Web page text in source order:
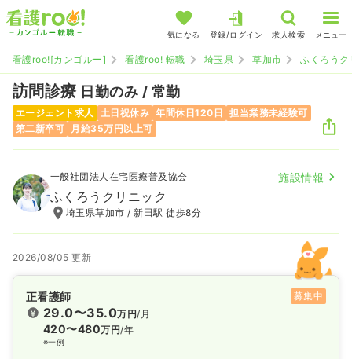
気になる 登録/ログイン 求人検索 メニュー
看護roo![カンゴルー] 看護roo! 転職 埼玉県 草加市 ふくろう
訪問診療 日勤のみ / 常勤
エージェント求人 土日祝休み 年間休日120日
担当業務未経験可
第二新卒可
月給35万円以上可
一般社団法人在宅医療普及協会 施設情報
ふくろうクリニック
埼玉県草加市 / 新田駅 徒歩8分
2026/08/05 更新
正看護師 募集中
29.0〜35.0万円/月
420〜480万円/年
※一例